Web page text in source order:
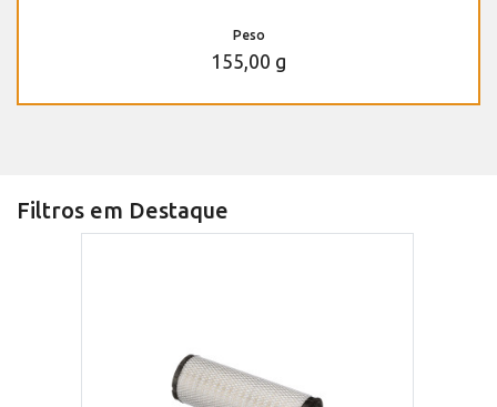
Peso
155,00 g
Filtros em Destaque